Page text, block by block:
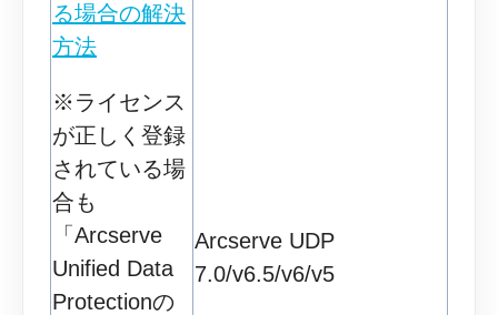
る場合の解決
方法
※ライセンス
が正しく登録
されている場
合も
「Arcserve
Unified Data
Protectionの
Arcserve UDP
7.0/v6.5/v6/v5